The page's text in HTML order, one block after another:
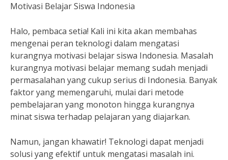
Motivasi Belajar Siswa Indonesia
Halo, pembaca setia! Kali ini kita akan membahas
mengenai peran teknologi dalam mengatasi
kurangnya motivasi belajar siswa Indonesia. Masalah
kurangnya motivasi belajar memang sudah menjadi
permasalahan yang cukup serius di Indonesia. Banyak
faktor yang memengaruhi, mulai dari metode
pembelajaran yang monoton hingga kurangnya
minat siswa terhadap pelajaran yang diajarkan.
Namun, jangan khawatir! Teknologi dapat menjadi
solusi yang efektif untuk mengatasi masalah ini.